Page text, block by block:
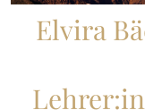
Elvira